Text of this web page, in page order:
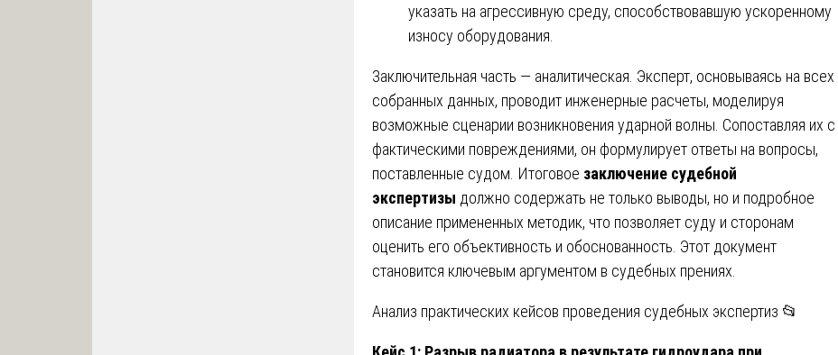
указать на агрессивную среду, способствовавшую ускоренному
износу оборудования.
Заключительная часть — аналитическая. Эксперт, основываясь на всех
собранных данных, проводит инженерные расчеты, моделируя
возможные сценарии возникновения ударной волны. Сопоставляя их с
фактическими повреждениями, он формулирует ответы на вопросы,
поставленные судом. Итоговое заключение судебной
экспертизы должно содержать не только выводы, но и подробное
описание примененных методик, что позволяет суду и сторонам
оценить его объективность и обоснованность. Этот документ
становится ключевым аргументом в судебных прениях.
Анализ практических кейсов проведения судебных экспертиз 📂